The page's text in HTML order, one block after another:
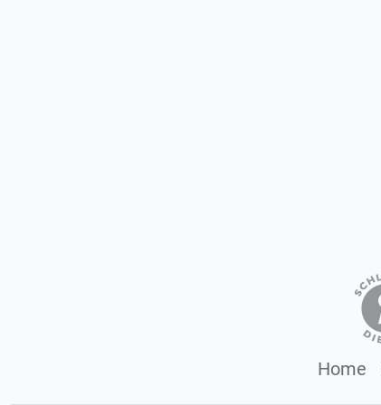
Home